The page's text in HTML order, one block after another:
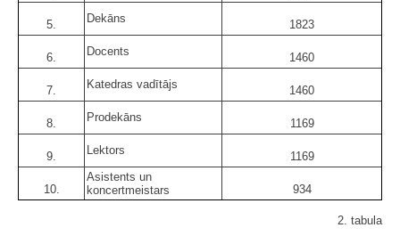
5. Dekāns 1823
6. Docents 1460
7. Katedras vadītājs 1460
8. Prodekāns 1169
9. Lektors 1169
10.
Asistents un
koncertmeistars
934
2. tabula